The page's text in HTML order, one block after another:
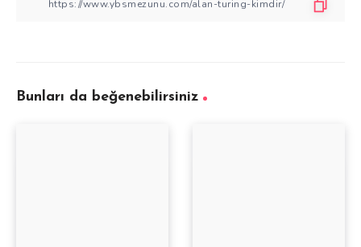
Bunları da beğenebilirsiniz